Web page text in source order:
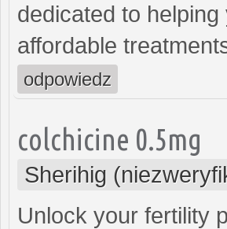
dedicated to
affordable
odpowiedz
colchicine 0.5mg
Sherihig
Unlock your fertility